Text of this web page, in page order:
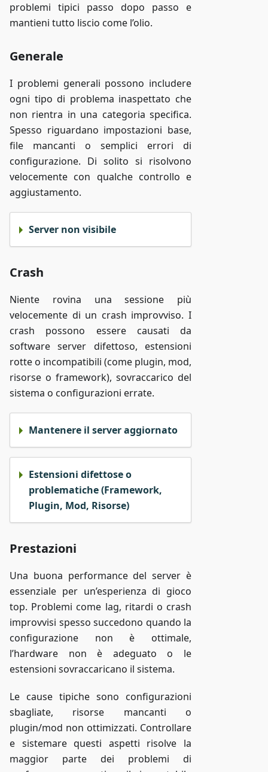
problemi tipici passo dopo passo e
mantieni tutto liscio come l’olio.
Generale
I problemi generali possono includere
ogni tipo di problema inaspettato che
non rientra in una categoria specifica.
Spesso riguardano impostazioni base,
file mancanti o semplici errori di
configurazione. Di solito si risolvono
velocemente con qualche controllo e
aggiustamento.
Server non visibile
Crash
Niente rovina una sessione più
velocemente di un crash improvviso. I
crash possono essere causati da
software server difettoso, estensioni
rotte o incompatibili (come plugin, mod,
risorse o framework), sovraccarico del
sistema o configurazioni errate.
Mantenere il server aggiornato
Estensioni difettose o
problematiche (Framework,
Plugin, Mod, Risorse)
Prestazioni
Una buona performance del server è
essenziale per un’esperienza di gioco
top. Problemi come lag, ritardi o crash
improvvisi spesso succedono quando la
configurazione non è ottimale,
l’hardware non è adeguato o le
estensioni sovraccaricano il sistema.
Le cause tipiche sono configurazioni
sbagliate, risorse mancanti o
plugin/mod non ottimizzati. Controllare
e sistemare questi aspetti risolve la
maggior parte dei problemi di